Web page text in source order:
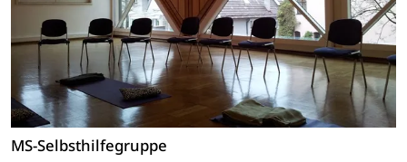
MS-Selbsthilfegruppe